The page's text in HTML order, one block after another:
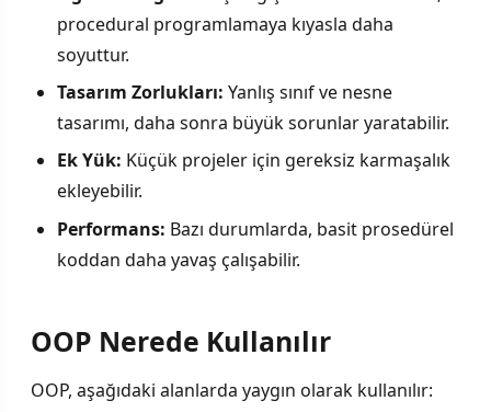
procedural programlamaya kıyasla daha
soyuttur.
Tasarım Zorlukları: Yanlış sınıf ve nesne
tasarımı, daha sonra büyük sorunlar yaratabilir.
Ek Yük: Küçük projeler için gereksiz karmaşalık
ekleyebilir.
Performans: Bazı durumlarda, basit prosedürel
koddan daha yavaş çalışabilir.
OOP Nerede Kullanılır
OOP, aşağıdaki alanlarda yaygın olarak kullanılır: